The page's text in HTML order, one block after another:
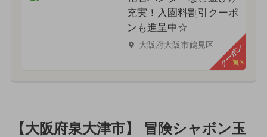
充実！入園料割引クーポ
ンも進呈中☆
大阪府大阪市鶴見区 クーポン
【大阪府泉大津市】 冒険シャボン玉